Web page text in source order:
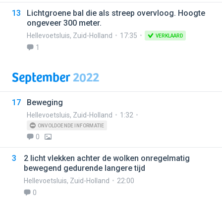
13
Lichtgroene bal die als streep overvloog. Hoogte
ongeveer 300 meter.
Hellevoetsluis, Zuid-Holland 17:35 VERKLAARD
1
September2022
17 Beweging
Hellevoetsluis, Zuid-Holland 1:32
ONVOLDOENDE INFORMATIE
0
3
2 licht vlekken achter de wolken onregelmatig
bewegend gedurende langere tijd
Hellevoetsluis, Zuid-Holland
22:00
0